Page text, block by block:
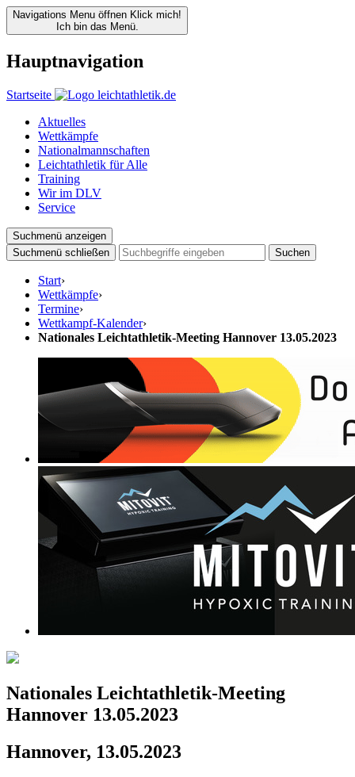
Navigations Menu öffnen Klick mich!
Ich bin das Menü.
Hauptnavigation
Startseite
Aktuelles
Wettkämpfe
Nationalmannschaften
Leichtathletik für Alle
Training
Wir im DLV
Service
Suchmenü anzeigen
Suchmenü schließen
Suchen
Start›
Wettkämpfe›
Termine›
Wettkampf-Kalender›
Nationales Leichtathletik-Meeting Hannover 13.05.2023
Nationales Leichtathletik-Meeting
Hannover 13.05.2023
Hannover, 13.05.2023